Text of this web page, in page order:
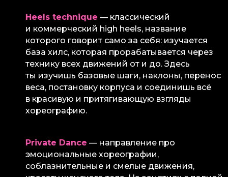
Heels technique — классический
и коммерческий high heels, название
которого говорит само за себя: изучается
база хилс, которая прорабатывается через
технику всех движений от и до. Здесь
ты изучишь базовые шаги, наклоны, перенос
веса, постановку корпуса и соединишь всё
в красивую и притягивающую взгляды
хореографию.
Private Dance — направление про
эмоциональные хореографии,
соблазнительные и смелые движения,